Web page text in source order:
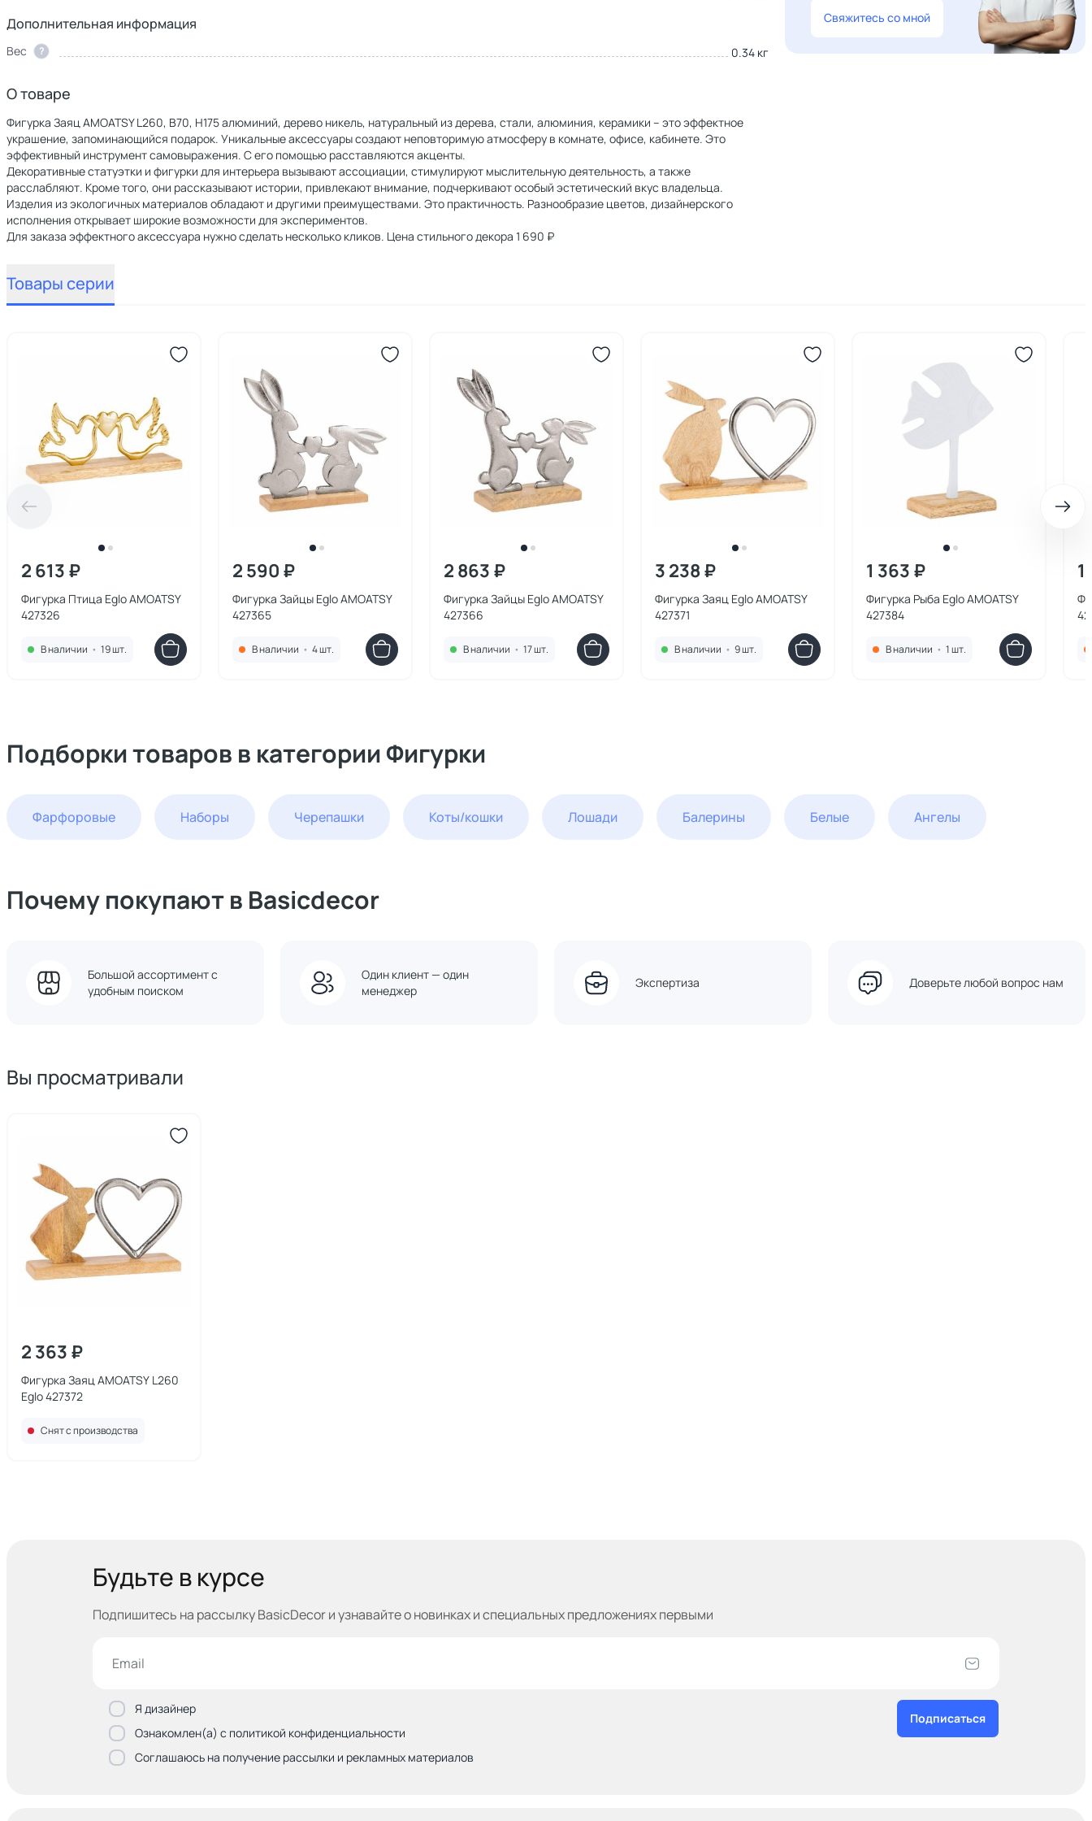
Дополнительная информация
Вес ? 0.34 кг
О товаре
Фигурка Заяц AMOATSY L260, B70, H175 алюминий, дерево никель, натуральный из дерева, стали, алюминия, керамики – это эффектное
украшение, запоминающийся подарок. Уникальные аксессуары создают неповторимую атмосферу в комнате, офисе, кабинете. Это
эффективный инструмент самовыражения. С его помощью расставляются акценты.
Декоративные статуэтки и фигурки для интерьера вызывают ассоциации, стимулируют мыслительную деятельность, а также
расслабляют. Кроме того, они рассказывают истории, привлекают внимание, подчеркивают особый эстетический вкус владельца.
Изделия из экологичных материалов обладают и другими преимуществами. Это практичность. Разнообразие цветов, дизайнерского
исполнения открывает широкие возможности для экспериментов.
Для заказа эффектного аксессуара нужно сделать несколько кликов. Цена стильного декора 1 690 ₽
Свяжитесь со мной
Товары серии
2 613 ₽
Фигурка Птица Eglo AMOATSY
427326
В наличии • 19 шт.
2 590 ₽
Фигурка Зайцы Eglo AMOATSY
427365
В наличии • 4 шт.
2 863 ₽
Фигурка Зайцы Eglo AMOATSY
427366
В наличии • 17 шт.
3 238 ₽
Фигурка Заяц Eglo AMOATSY
427371
В наличии • 9 шт.
1 363 ₽
Фигурка Рыба Eglo AMOATSY
427384
В наличии • 1 шт.
Подборки товаров в категории Фигурки
Фарфоровые Наборы Черепашки Коты/кошки Лошади Балерины Белые Ангелы
Почему покупают в Basicdecor
Большой ассортимент с
удобным поиском
Один клиент — один
менеджер
Экспертиза Доверьте любой вопрос нам
Вы просматривали
2 363 ₽
Фигурка Заяц AMOATSY L260
Eglo 427372
Снят с производства
Будьте в курсе
Подпишитесь на рассылку BasicDecor и узнавайтео новинках и специальных предложениях первыми
Я дизайнер
Ознакомлен(а) с политикой конфиденциальности
Соглашаюсь на получение рассылки и рекламных материалов
Подписаться